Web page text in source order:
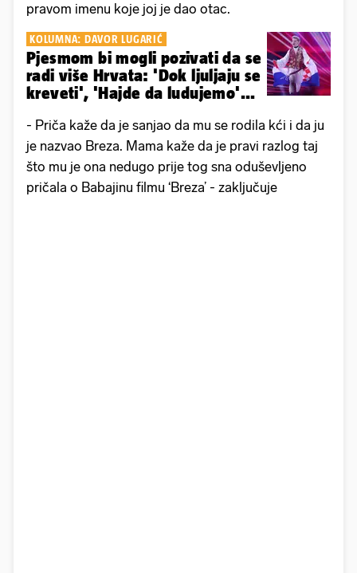
pravom imenu koje joj je dao otac.
KOLUMNA: DAVOR LUGARIĆ
Pjesmom bi mogli pozivati da se
radi više Hrvata: 'Dok ljuljaju se
kreveti', 'Hajde da ludujemo'...
- Priča kaže da je sanjao da mu se rodila kći i da ju
je nazvao Breza. Mama kaže da je pravi razlog taj
što mu je ona nedugo prije tog sna oduševljeno
pričala o Babajinu filmu ‘Breza’ - zaključuje